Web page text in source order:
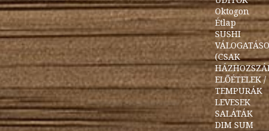
Oktogon
Étlap
SUSHI
(CSAK
ELŐÉTELEK /
TEMPURÁK
LEVESEK
SALÁTÁK
DIM SUM